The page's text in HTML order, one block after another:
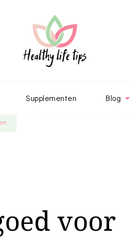
Supplementen Blog
voor